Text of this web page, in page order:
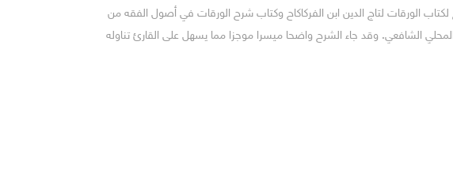
الورقات لتاج الدين ابن الفركاكاح وكتاب شرح الورقات في أصول الفقه من
الشافعي. وقد جاء الشرح واضحا ميسرا موجزا مما يسهل على القارئ تناوله